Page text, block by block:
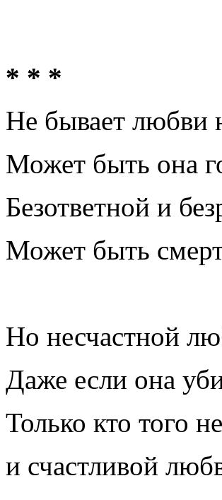
* * *
Не бывает любви
Может быть она
Безответной и
Может быть
Но несчастной
Даже если она
Только кто того
и счастливой